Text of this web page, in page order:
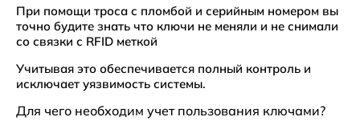
При помощи троса с пломбой и серийным номером вы
точно будите знать что ключи не меняли и не снимали
со связки с RFID меткой
Учитывая это обеспечивается полный контроль и
исключает уязвимость системы.
Для чего необходим учет пользования ключами?